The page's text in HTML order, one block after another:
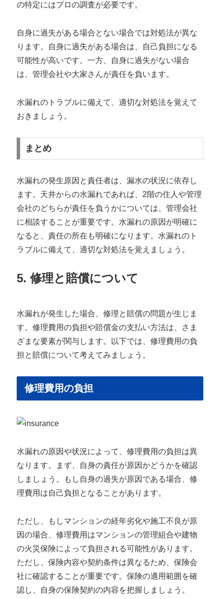
の特定にはプロの調査が必要です。
自身に過失がある場合とない場合では対処法が異な
ります。自身に過失がある場合は、自己負担になる
可能性が高いです。一方、自身に過失がない場合
は、管理会社や大家さんが責任を負います。
水漏れのトラブルに備えて、適切な対処法を覚えて
おきましょう。
まとめ
水漏れの発生原因と責任者は、漏水の状況に依存し
ます。天井からの水漏れであれば、2階の住人や管理
会社のどちらが責任を負うかについては、管理会社
に相談することが重要です。水漏れの原因が明確に
なると、責任の所在も明確になります。水漏れのト
ラブルに備えて、適切な対処法を覚えましょう。
5. 修理と賠償について
水漏れが発生した場合、修理と賠償の問題が生じま
す。修理費用の負担や賠償金の支払い方法は、さま
ざまな要素が関与します。以下では、修理費用の負
担と賠償について考えてみましょう。
修理費用の負担
水漏れの原因や状況によって、修理費用の負担は異
なります。まず、自身の責任が原因かどうかを確認
しましょう。もし自身の過失が原因である場合、修
理費用は自己負担となることがあります。
ただし、もしマンションの経年劣化や施工不良が原
因の場合、修理費用はマンションの管理組合や建物
の火災保険によって負担される可能性があります。
ただし、保険内容や契約条件は異なるため、保険会
社に確認することが重要です。保険の適用範囲を確
認し、自身の保険契約の内容を把握しましょう。